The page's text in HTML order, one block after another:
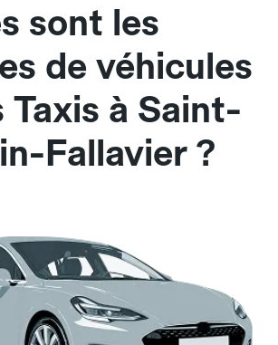
sont les
de véhicules
Taxis à Saint-
Fallavier ?